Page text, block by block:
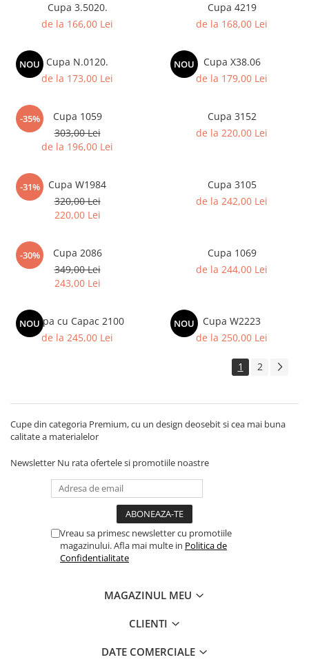
Medalii Tematice
Medalii Non-Tematice
Accesorii Medalii
Medalii Personalizate
Personalizari Medalii
Suport medalii
Trofee
Trofee Acril
Trofee Lemn
Trofee Metalice
Trofee Sticla
Personalizari Trofee
Cutii de Prezentare , Mape
Figurine Rasina
Figurine Plastic
Accesorii Figurine
OUTLET
Cupe Outlet
Trofee Outlet
Figurine Outlet
Produse Personalizate
Cupa 3.5020.
de la 166,00 Lei
Cupa 4219
de la 168,00 Lei
NOU
Cupa N.0120.
de la 173,00 Lei
NOU
Cupa X38.06
de la 179,00 Lei
-35%
Cupa 1059
303,00 Lei
de la 196,00 Lei
Cupa 3152
de la 220,00 Lei
-31%
Cupa W1984
320,00 Lei
220,00 Lei
Cupa 3105
de la 242,00 Lei
-30%
Cupa 2086
349,00 Lei
243,00 Lei
Cupa 1069
de la 244,00 Lei
NOUCupa cu Capac 2100
de la 245,00 Lei
NOU
Cupa W2223
de la 250,00 Lei
1 2
Cupe din categoria Premium, cu un design deosebit si cea mai buna
calitate a materialelor
Newsletter Nu rata ofertele si promotiile noastre
Vreau sa primesc newsletter cu promotiile
magazinului. Afla mai multe in Politica de
Confidentialitate
MAGAZINUL MEU
CLIENTI
DATE COMERCIALE